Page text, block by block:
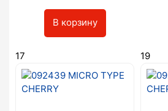
В корзину
17 19